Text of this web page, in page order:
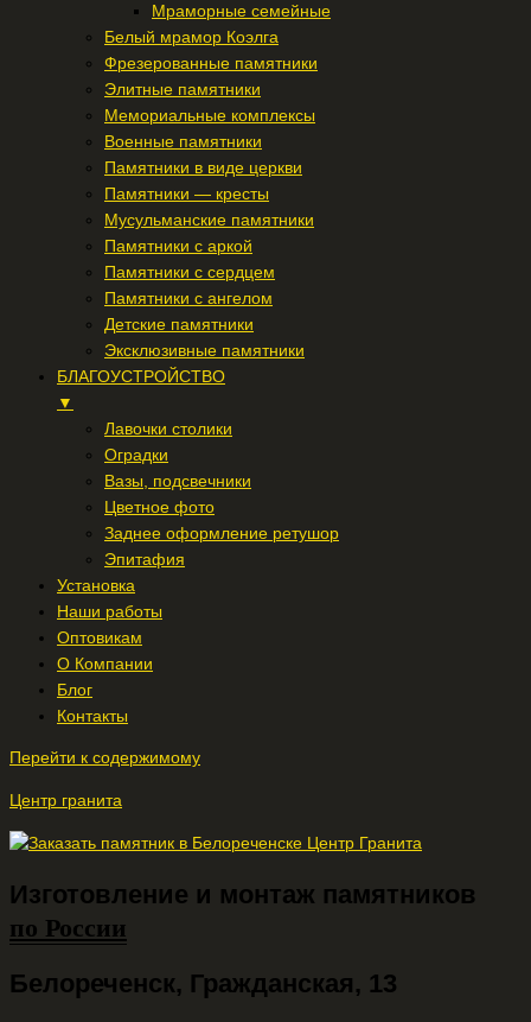
Мраморные семейные
Белый мрамор Коэлга
Фрезерованные памятники
Элитные памятники
Мемориальные комплексы
Военные памятники
Памятники в виде церкви
Памятники — кресты
Мусульманские памятники
Памятники с аркой
Памятники с сердцем
Памятники с ангелом
Детские памятники
Эксклюзивные памятники
БЛАГОУСТРОЙСТВО
▼
Лавочки столики
Оградки
Вазы, подсвечники
Цветное фото
Заднее оформление ретушор
Эпитафия
Установка
Наши работы
Оптовикам
О Компании
Блог
Контакты
Перейти к содержимому
Центр гранита
Изготовление и монтаж памятников
по России
Белореченск, Гражданская, 13